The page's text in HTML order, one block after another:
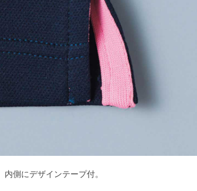
側にデザインテープ付。